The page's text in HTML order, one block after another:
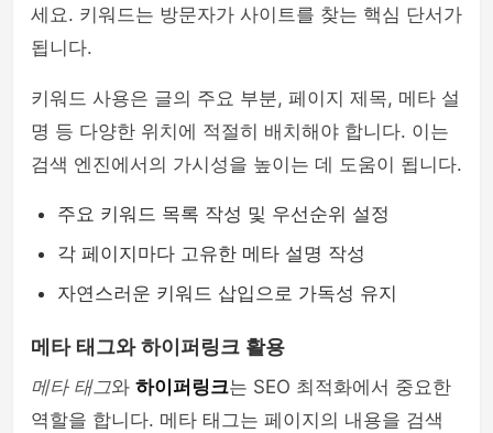
세요. 키워드는 방문자가 사이트를 찾는 핵심 단서가
됩니다.
키워드 사용은 글의 주요 부분, 페이지 제목, 메타 설
명 등 다양한 위치에 적절히 배치해야 합니다. 이는
검색 엔진에서의 가시성을 높이는 데 도움이 됩니다.
주요 키워드 목록 작성 및 우선순위 설정
각 페이지마다 고유한 메타 설명 작성
자연스러운 키워드 삽입으로 가독성 유지
메타 태그와 하이퍼링크 활용
메타 태그와 하이퍼링크는 SEO 최적화에서 중요한
역할을 합니다. 메타 태그는 페이지의 내용을 검색